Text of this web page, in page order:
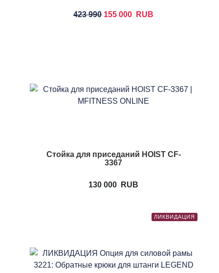
423 990 155 000 RUB
Стойка для приседаний HOIST CF-
3367
130 000 RUB
ЛИКВИДАЦИЯ